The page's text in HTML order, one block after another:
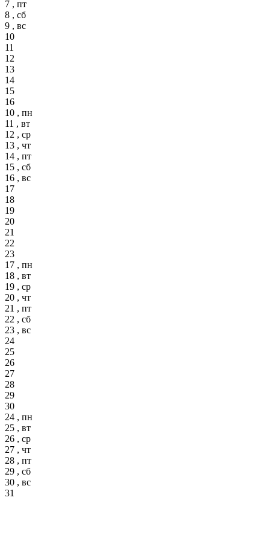
7 , пт
8 , сб
9 , вс
10
11
12
13
14
15
16
10 , пн
11 , вт
12 , ср
13 , чт
14 , пт
15 , сб
16 , вс
17
18
19
20
21
22
23
17 , пн
18 , вт
19 , ср
20 , чт
21 , пт
22 , сб
23 , вс
24
25
26
27
28
29
30
24 , пн
25 , вт
26 , ср
27 , чт
28 , пт
29 , сб
30 , вс
31